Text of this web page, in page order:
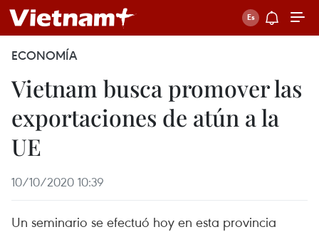
ECONOMÍA
Vietnam busca promover las
exportaciones de atún a la
UE
10/10/2020 10:39
Un seminario se efectuó hoy en esta provincia